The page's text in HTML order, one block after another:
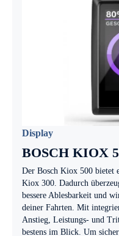
Display
BOSCH KIOX
Der Bosch Kiox 500 bietet
Kiox 300. Dadurch
bessere Ablesbarkeit und
deiner Fahrten. Mit
Anstieg, Leistungs- und
bestens im Blick. Um